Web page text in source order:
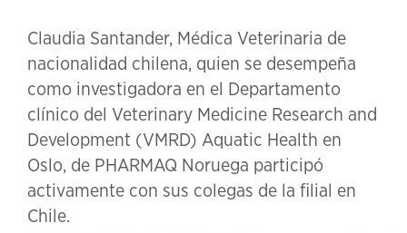
Claudia Santander, Médica Veterinaria de
nacionalidad chilena, quien se desempeña
como investigadora en el Departamento
clínico del Veterinary Medicine Research and
Development (VMRD) Aquatic Health en
Oslo, de PHARMAQ Noruega participó
activamente con sus colegas de la filial en
Chile.